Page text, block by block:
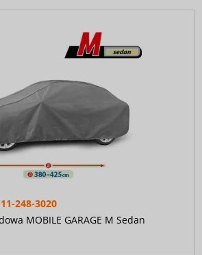
248-3020
MOBILE GARAGE M Sedan